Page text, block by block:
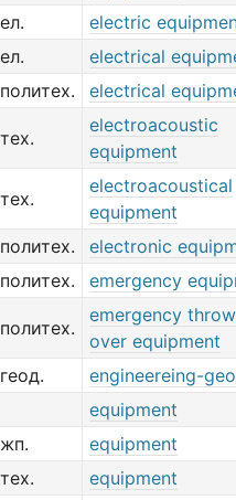
ел. electric
ел.
electrical
политех.
electrical
тех.
electroacoustic
equipment
тех.
electroacoustical
equipment
политех. electronic
политех.
emergency
политех.
emergency
over equipment
геод.
engineereing-
equipment
жп.
equipment
тех.
equipment